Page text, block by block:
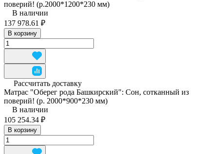
поверий! (р.2000*1200*230 мм)
В наличии
137 978.61 ₽
В корзину
Рассчитать доставку
Матрас "Оберег рода Башкирский": Сон, сотканный из
поверий! (р. 2000*900*230 мм)
В наличии
105 254.34 ₽
В корзину